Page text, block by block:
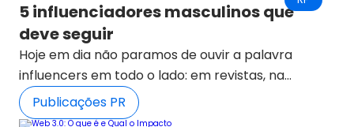
importante fazê-lo? Dá uma vista de olhos.
marketing mais eficiente e mais em sintonia com
os consumidores actuais.
5 influenciadores masculinos que
deve seguir
Hoje em dia não paramos de ouvir a palavra
influencers em todo o lado: em revistas, na
televisão, em blogs… e sobretudo em campanhas
de comunicação viral.
Publicações PR